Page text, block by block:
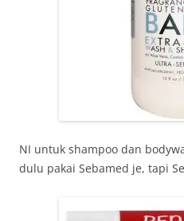
NI untuk shampoo dan
dulu pakai Sebamed je, tapi